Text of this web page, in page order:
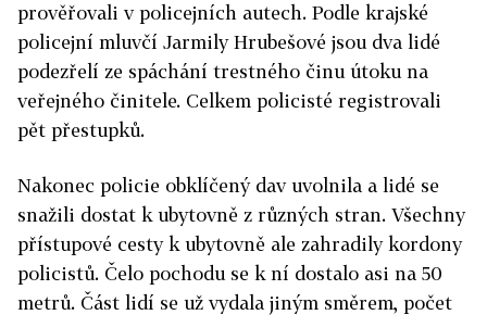
prověřovali v policejních autech. Podle krajské
policejní mluvčí Jarmily Hrubešové jsou dva lidé
podezřelí ze spáchání trestného činu útoku na
veřejného činitele. Celkem policisté registrovali
pět přestupků.
Nakonec policie obklíčený dav uvolnila a lidé se
snažili dostat k ubytovně z různých stran. Všechny
přístupové cesty k ubytovně ale zahradily kordony
policistů. Čelo pochodu se k ní dostalo asi na 50
metrů. Část lidí se už vydala jiným směrem, počet